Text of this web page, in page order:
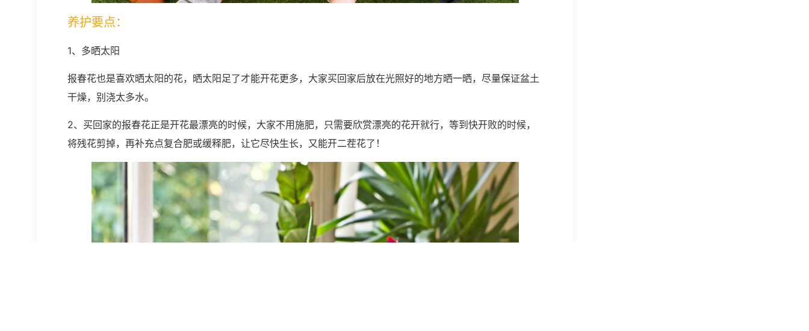
养护要点：
1、多晒太阳
报春花也是喜欢晒太阳的花，晒太阳足了才能开花更多，大家买回家后放在光照好的地方晒一晒，尽量保证盆土
干燥，别浇太多水。
2、买回家的报春花正是开花最漂亮的时候，大家不用施肥，只需要欣赏漂亮的花开就行，等到快开败的时候，
将残花剪掉，再补充点复合肥或缓释肥，让它尽快生长，又能开二茬花了！